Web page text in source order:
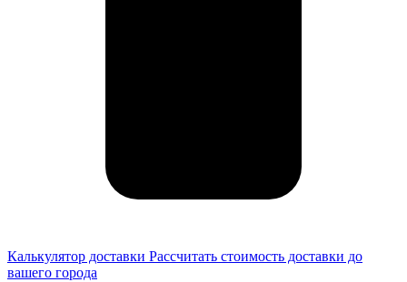
Калькулятор доставки Рассчитать стоимость доставки до
вашего города